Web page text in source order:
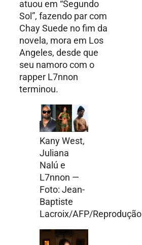
atuou em “Segundo
Sol”, fazendo par com
Chay Suede no fim da
novela, mora em Los
Angeles, desde que
seu namoro com o
rapper L7nnon
terminou.
Kany West,
Juliana
Nalú e
L7nnon —
Foto: Jean-
Baptiste
Lacroix/AFP/Reprodução